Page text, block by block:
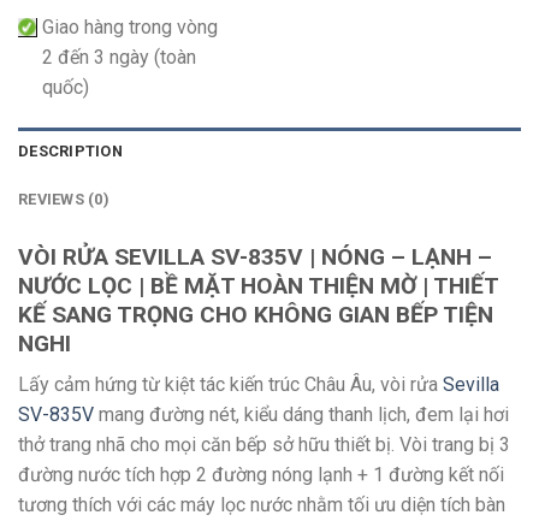
Giao hàng trong vòng
2 đến 3 ngày (toàn
quốc)
DESCRIPTION
REVIEWS (0)
VÒI RỬA SEVILLA SV-835V | NÓNG – LẠNH –
NƯỚC LỌC | BỀ MẶT HOÀN THIỆN MỜ | THIẾT
KẾ SANG TRỌNG CHO KHÔNG GIAN BẾP TIỆN
NGHI
Lấy cảm hứng từ kiệt tác kiến trúc Châu Âu, vòi rửa Sevilla
SV-835V mang đường nét, kiểu dáng thanh lịch, đem lại hơi
thở trang nhã cho mọi căn bếp sở hữu thiết bị. Vòi trang bị 3
đường nước tích hợp 2 đường nóng lạnh + 1 đường kết nối
tương thích với các máy lọc nước nhằm tối ưu diện tích bàn